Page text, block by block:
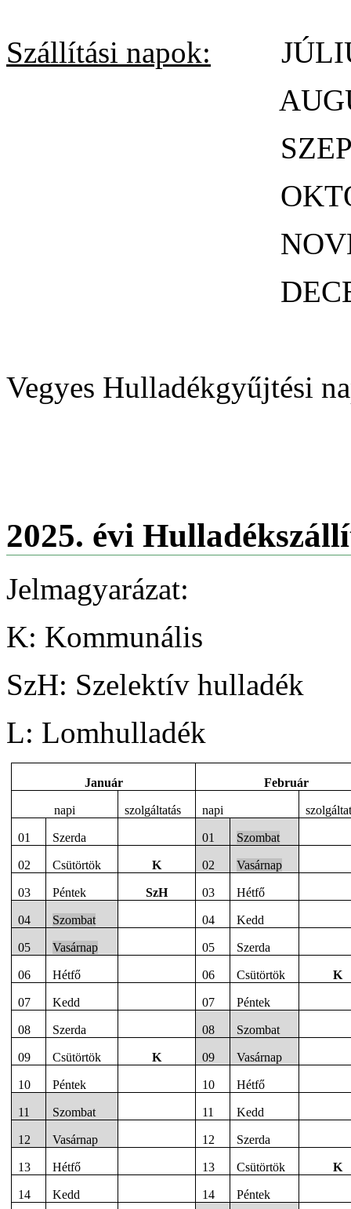
Szállítási napok:
Vegyes Hulladékgyűjtési
2025. évi
Jelmagyarázat:
K: Kommunális
SzH: Szelektív hulladék
L: Lomhulladék
Január Február
napi szolgáltatás napi
01 Szerda 01 Szombat
02 Csütörtök K 02 Vasárnap
03 Péntek SzH 03 Hétfő
04 Szombat 04 Kedd
05 Vasárnap 05 Szerda
06 Hétfő 06 Csütörtök K
07 Kedd 07 Péntek
08 Szerda 08 Szombat
09 Csütörtök K 09 Vasárnap
10 Péntek 10 Hétfő
11 Szombat 11 Kedd
12 Vasárnap 12 Szerda
13 Hétfő 13 Csütörtök K
14 Kedd 14 Péntek